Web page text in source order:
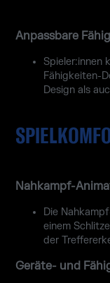
Anpassbare
Spieler:innen
Fähigkeiten-
Design als
Nahkampf-
Die
einem
der
Geräte- und